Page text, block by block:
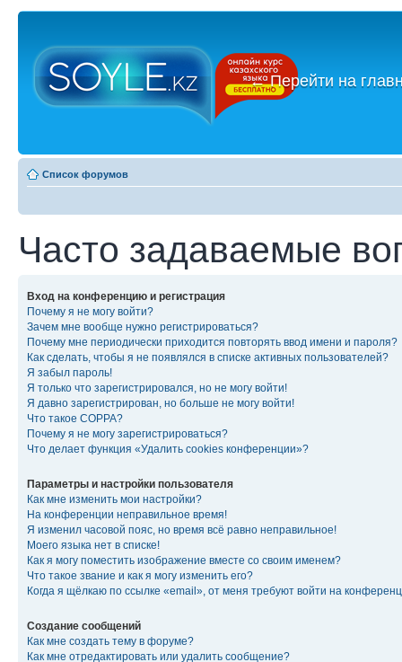
←Перейти на
Список форумов
Часто задаваемые
Вход на конференцию и регистрация
Почему я не могу войти?
Зачем мне вообще нужно регистрироваться?
Почему мне периодически приходится повторять ввод имени и пароля?
Как сделать, чтобы я не появлялся в списке активных пользователей?
Я забыл пароль!
Я только что зарегистрировался, но не могу войти!
Я давно зарегистрирован, но больше не могу войти!
Что такое COPPA?
Почему я не могу зарегистрироваться?
Что делает функция «Удалить cookies конференции»?
Параметры и настройки пользователя
Как мне изменить мои настройки?
На конференции неправильное время!
Я изменил часовой пояс, но время всё равно неправильное!
Моего языка нет в списке!
Как я могу поместить изображение вместе со своим именем?
Что такое звание и как я могу изменить его?
Когда я щёлкаю по ссылке «email», от меня требуют войти на
Создание сообщений
Как мне создать тему в форуме?
Как мне отредактировать или удалить сообщение?